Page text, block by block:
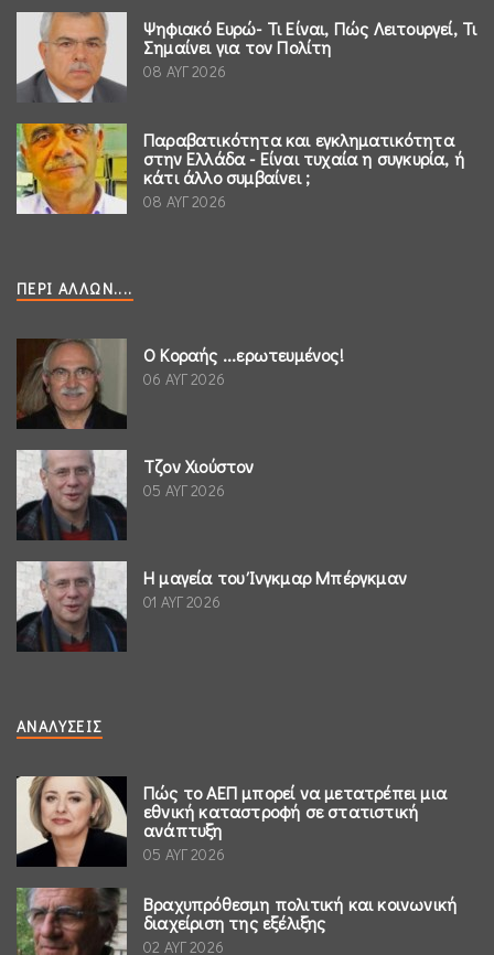
Ψηφιακό Ευρώ- Τι Είναι, Πώς Λειτουργεί, Τι
Σημαίνει για τον Πολίτη
08 ΑΥΓ 2026
Παραβατικότητα και εγκληματικότητα
στην Ελλάδα - Είναι τυχαία η συγκυρία, ή
κάτι άλλο συμβαίνει ;
08 ΑΥΓ 2026
ΠΕΡΊ ΆΛΛΩΝ....
Ο Κοραής ...ερωτευμένος!
06 ΑΥΓ 2026
Τζον Χιούστον
05 ΑΥΓ 2026
Η μαγεία του Ίνγκμαρ Μπέργκμαν
01 ΑΥΓ 2026
ΑΝΑΛΎΣΕΙΣ
Πώς το ΑΕΠ μπορεί να μετατρέπει μια
εθνική καταστροφή σε στατιστική
ανάπτυξη
05 ΑΥΓ 2026
Βραχυπρόθεσμη πολιτική και κοινωνική
διαχείριση της εξέλιξης
02 ΑΥΓ 2026